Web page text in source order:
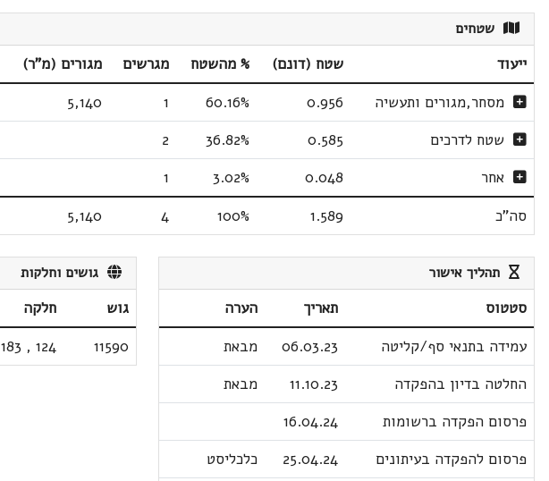
שטחים
ייעוד שטח (דונם) % מהשטח מגרשים מגורים (מ"ר)
מסחר,מגורים ותעשיה
0.956
60.16%
1
5,140
שטח לדרכים
0.585
36.82%
2
אחר
0.048
3.02%
1
סה"כ
1.589
100%
4
5,140
תהליך אישור
סטטוס תאריך
הערה
עמידה בתנאי סף/קליטה
06.03.23
מבאת
החלטה בדיון בהפקדה
11.10.23
מבאת
פרסום הפקדה ברשומות
16.04.24
פרסום להפקדה בעיתונים
25.04.24
כלכליסט
גושים וחלקות
גוש
חלקה
11590
124
,
183